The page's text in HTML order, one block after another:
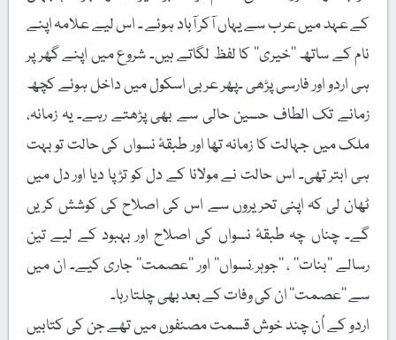
کے عہد میں عرب سے یہاں آکر آباد ہوئے ۔ اس لیے علامہ اپنے
نام کے ساتھ ’’خیری‘‘ کا لفظ لگاتے ہیں۔ شروع میں اپنے گھر پر
ہی اردو اور فارسی پڑھی ۔پھر عربی اسکول میں داخل ہوئے کچھ
زمانے تک الطاف حسین حالی سے بھی پڑھتے رہے۔ یہ زمانہ،
ملک میں جہالت کا زمانہ تھا اور طبقۂ نسواں کی حالت تو بہت
ہی ابتر تھی۔ اس حالت نے مولانا کے دل کو تڑپا دیا اور دل میں
ٹھان لی کہ اپنی تحریروں سے اس کی اصلاح کی کوشش کریں
گے۔ چناں چہ طبقۂ نسواں کی اصلاح اور بہبود کے لیے تین
رسالے ’’بنات‘‘ ، ’’جوہر ِنسواں‘‘ اور ’’عصمت‘‘ جاری کیے۔ ان میں
سے ’’عصمت‘‘ ان کی وفات کے بعد بھی چلتا رہا۔
اردو کے اُن چند خوش قسمت مصنفوں میں تھے جن کی کتابیں